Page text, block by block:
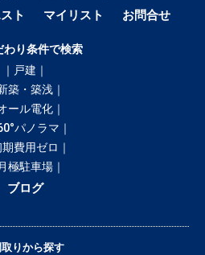
ト
マイリスト お問合せ
り条件で検索
｜戸建｜
築・築浅｜
ール電化｜
パノラマ｜
期費用ゼロ｜
極駐車場｜
ブログ
取りから探す